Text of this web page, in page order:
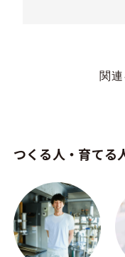
関
つくる人・育てる